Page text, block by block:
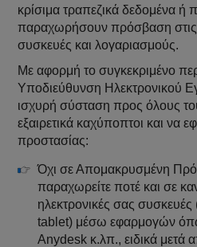
κρίσιμα τραπεζικά δεδομένα ή
παραχωρήσουν πρόσβαση στις
συσκευές και λογαριασμούς.
Με αφορμή το συγκεκριμένο
Υποδιεύθυνση Ηλεκτρονικού
ισχυρή σύσταση προς όλους
εξαιρετικά καχύποπτοι και να
προστασίας:
Όχι σε Απομακρυσμένη
παραχωρείτε ποτέ και σε
ηλεκτρονικές σας συσκευές
tablet) μέσω εφαρμογών
Anydesk κ.λπ., ειδικά μετά